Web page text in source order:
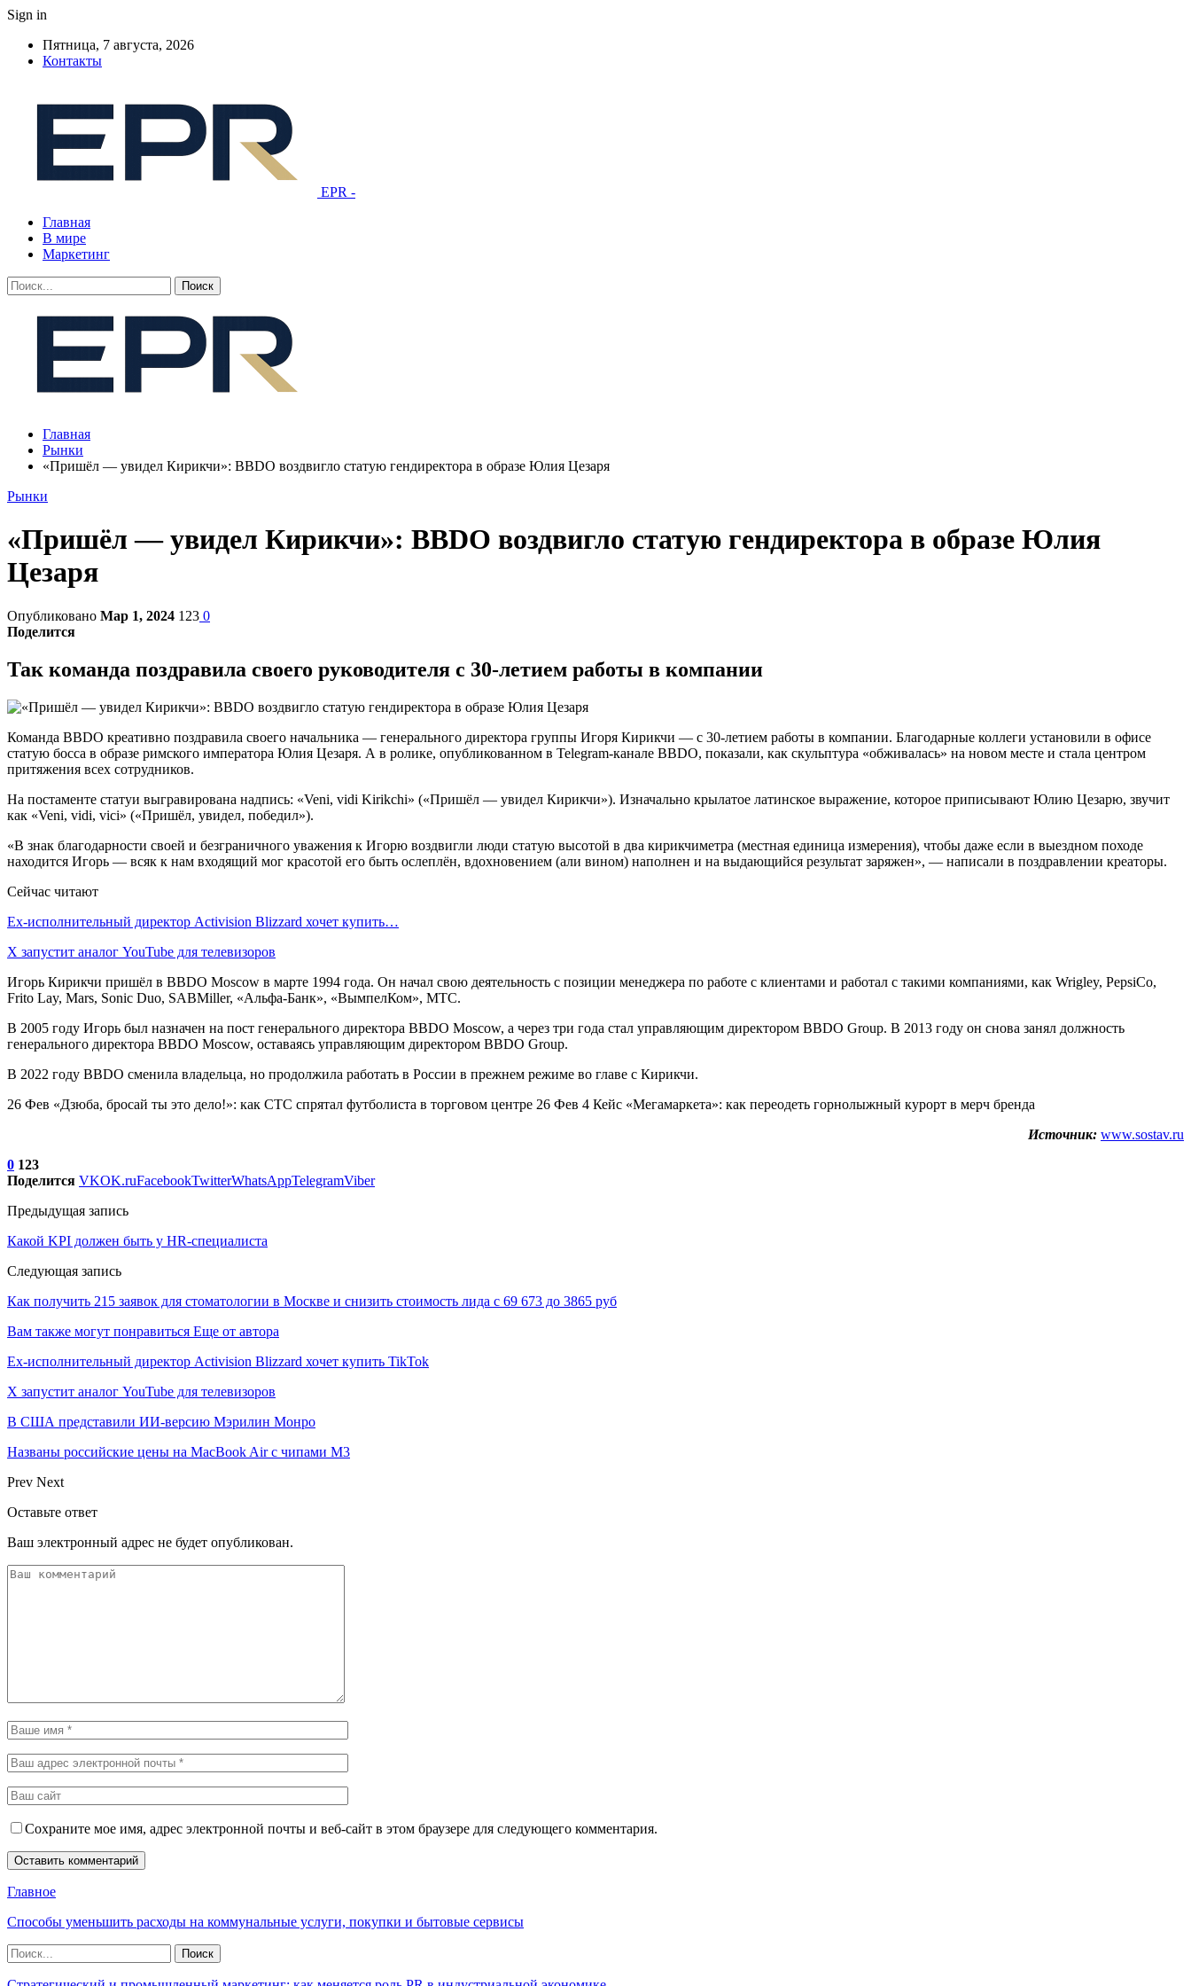
Sign in
Пятница, 7 августа, 2026
Контакты
EPR -
Главная
В мире
Маркетинг
Главная
Рынки
«Пришёл — увидел Кирикчи»: BBDO воздвигло статую гендиректора в образе Юлия Цезаря
Рынки
«Пришёл — увидел Кирикчи»: BBDO воздвигло статую гендиректора в образе Юлия
Цезаря
Опубликовано Мар 1, 2024 123 0
Поделится
Так команда поздравила своего руководителя с 30-летием работы в компании
Команда BBDO креативно поздравила своего начальника — генерального директора группы Игоря Кирикчи — с 30-летием работы в компании. Благодарные коллеги установили в офисе
статую босса в образе римского императора Юлия Цезаря. А в ролике, опубликованном в Telegram-канале BBDO, показали, как скульптура «обживалась» на новом месте и стала центром
притяжения всех сотрудников.
На постаменте статуи выгравирована надпись: «Veni, vidi Kirikchi» («Пришёл — увидел Кирикчи»). Изначально крылатое латинское выражение, которое приписывают Юлию Цезарю, звучит
как «Veni, vidi, vici» («Пришёл, увидел, победил»).
«В знак благодарности своей и безграничного уважения к Игорю воздвигли люди статую высотой в два кирикчиметра (местная единица измерения), чтобы даже если в выездном походе
находится Игорь — всяк к нам входящий мог красотой его быть ослеплён, вдохновением (али вином) наполнен и на выдающийся результат заряжен», — написали в поздравлении креаторы.
Сейчас читают
Ex-исполнительный директор Activision Blizzard хочет купить…
X запустит аналог YouTube для телевизоров
Игорь Кирикчи пришёл в BBDO Moscow в марте 1994 года. Он начал свою деятельность с позиции менеджера по работе с клиентами и работал с такими компаниями, как Wrigley, PepsiCo,
Frito Lay, Mars, Sonic Duo, SABMiller, «Альфа-Банк», «ВымпелКом», МТС.
В 2005 году Игорь был назначен на пост генерального директора BBDO Moscow, а через три года стал управляющим директором BBDO Group. В 2013 году он снова занял должность
генерального директора BBDO Moscow, оставаясь управляющим директором BBDO Group.
В 2022 году BBDO сменила владельца, но продолжила работать в России в прежнем режиме во главе с Кирикчи.
26 Фев «Дзюба, бросай ты это дело!»: как СТС спрятал футболиста в торговом центре 26 Фев 4 Кейс «Мегамаркета»: как переодеть горнолыжный курорт в мерч бренда
Источник: www.sostav.ru
0 123
Поделится VKOK.ruFacebookTwitterWhatsAppTelegramViber
Предыдущая запись
Какой KPI должен быть у HR-специалиста
Следующая запись
Как получить 215 заявок для стоматологии в Москве и снизить стоимость лида с 69 673 до 3865 руб
Вам также могут понравиться Еще от автора
Ex-исполнительный директор Activision Blizzard хочет купить TikTok
X запустит аналог YouTube для телевизоров
В США представили ИИ-версию Мэрилин Монро
Названы российские цены на MacBook Air с чипами M3
Prev Next
Оставьте ответ
Ваш электронный адрес не будет опубликован.
Сохраните мое имя, адрес электронной почты и веб-сайт в этом браузере для следующего комментария.
Главное
Способы уменьшить расходы на коммунальные услуги, покупки и бытовые сервисы